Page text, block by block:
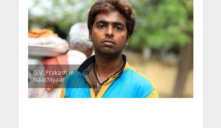
G.V. Prakash in
Naachiyaar